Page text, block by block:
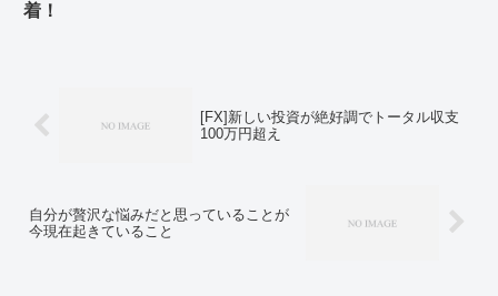
着！
[FX]新しい投資が絶好調でトータル収支
100万円超え
自分が贅沢な悩みだと思っていることが
今現在起きていること